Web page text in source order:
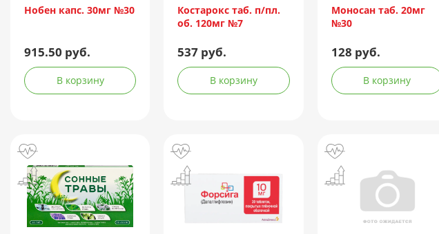
Нобен капс. 30мг №30
915.50 руб.
В корзину
Limited/Индия
Костарокс таб. п/пл.
об. 120мг №7
537 руб.
В корзину
Моносан таб. 20мг
№30
128 руб.
В корзину